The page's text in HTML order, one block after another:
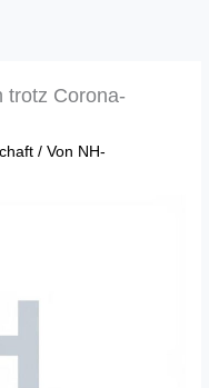
trotz Corona-
/ Von NH-